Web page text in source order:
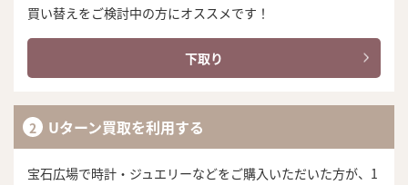
買い替えをご検討中の方にオススメです！
下取り
Uターン買取を利用する
宝石広場で時計・ジュエリーなどをご購入いただいた方が、1